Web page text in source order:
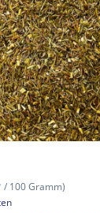
/ 100 Gramm)